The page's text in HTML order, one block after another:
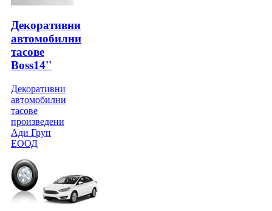
Декоративни
автомобилни
тасове
Boss14''
Декоративни
автомобилни
тасове
произведени
Ади Груп
ЕООД